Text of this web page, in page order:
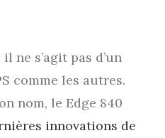
ne s’agit pas d’un
comme les autres.
nom, le Edge 840
innovations de